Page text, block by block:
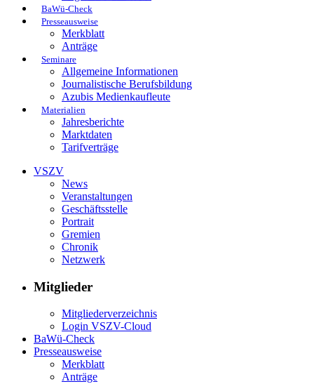
BaWü-Check
Presseausweise
Merkblatt
Anträge
Seminare
Allgemeine Informationen
Journalistische Berufsbildung
Azubis Medienkaufleute
Materialien
Jahresberichte
Marktdaten
Tarifverträge
VSZV
News
Veranstaltungen
Geschäftsstelle
Portrait
Gremien
Chronik
Netzwerk
Mitglieder
Mitgliederverzeichnis
Login VSZV-Cloud
BaWü-Check
Presseausweise
Merkblatt
Anträge